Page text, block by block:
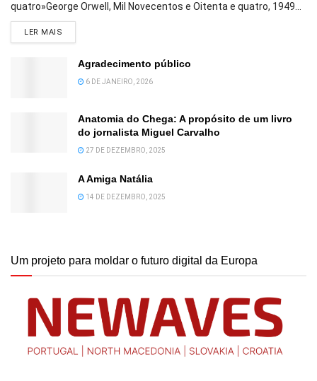
quatro»George Orwell, Mil Novecentos e Oitenta e quatro, 1949...
LER MAIS
Agradecimento público
6 DE JANEIRO, 2026
Anatomia do Chega: A propósito de um livro
do jornalista Miguel Carvalho
27 DE DEZEMBRO, 2025
A Amiga Natália
14 DE DEZEMBRO, 2025
Um projeto para moldar o futuro digital da Europa